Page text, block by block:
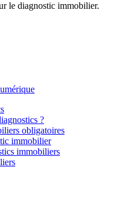
le diagnostic immobilier.
?
obligatoires
immobilier
immobiliers